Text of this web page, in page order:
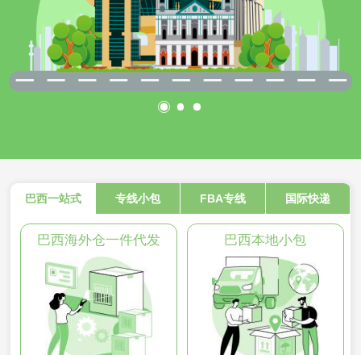
巴西一站式 专线小包 FBA专线 国际快递
巴西海外仓一件代发 巴西本地小包